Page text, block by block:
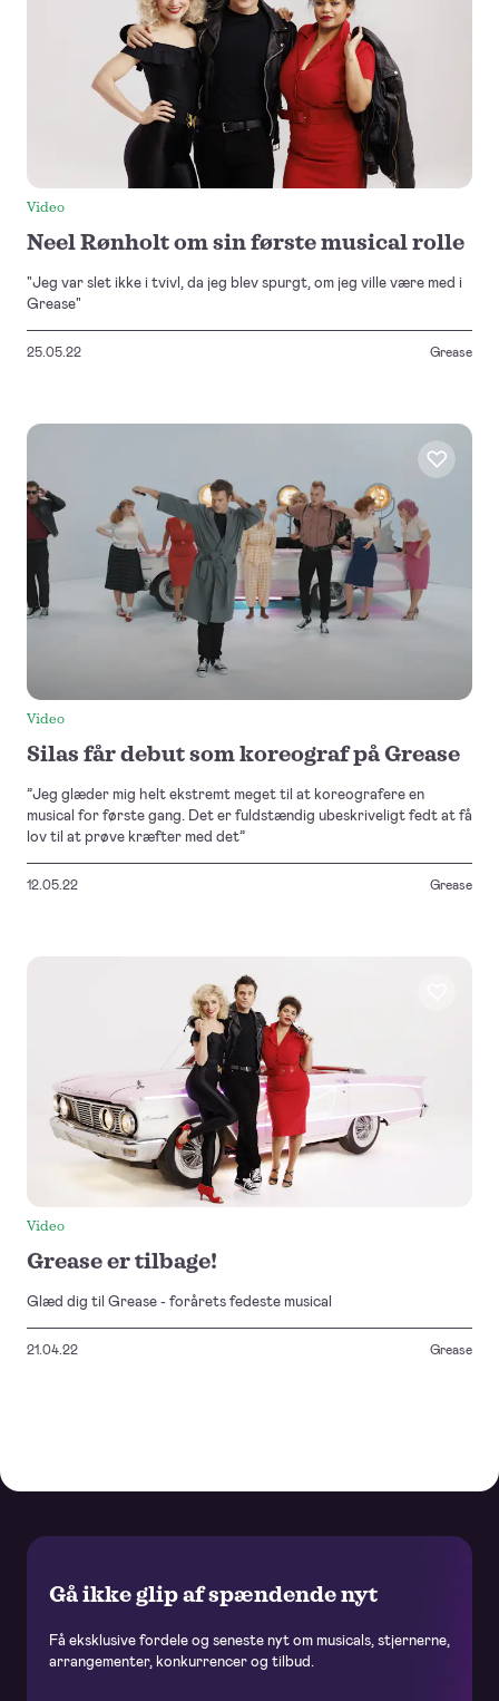
Video
Neel Rønholt om sin første musical rolle
"Jeg var slet ikke i tvivl, da jeg blev spurgt, om jeg ville være med i
Grease"
25.05.22 Grease
Video
Silas får debut som koreograf på Grease
”Jeg glæder mig helt ekstremt meget til at koreografere en
musical for første gang. Det er fuldstændig ubeskriveligt fedt at få
lov til at prøve kræfter med det”
12.05.22 Grease
Video
Grease er tilbage!
Glæd dig til Grease - forårets fedeste musical
21.04.22 Grease
Gå ikke glip af spændende nyt
Få eksklusive fordele og seneste nyt om musicals, stjernerne,
arrangementer, konkurrencer og tilbud.